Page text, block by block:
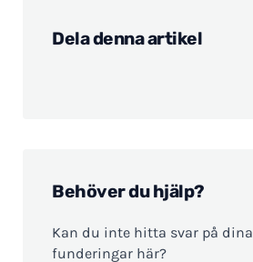
Dela denna artikel
Behöver du hjälp?
Kan du inte hitta svar på dina
funderingar här?